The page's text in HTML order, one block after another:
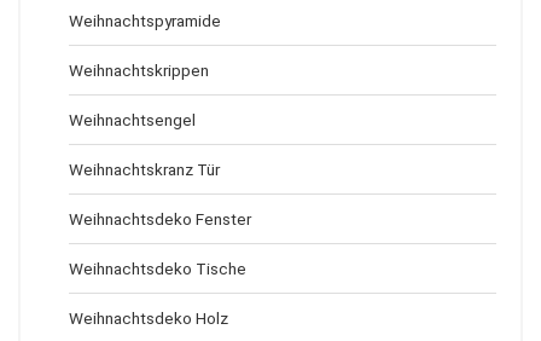
Weihnachtspyramide
Weihnachtskrippen
Weihnachtsengel
Weihnachtskranz Tür
Weihnachtsdeko Fenster
Weihnachtsdeko Tische
Weihnachtsdeko Holz